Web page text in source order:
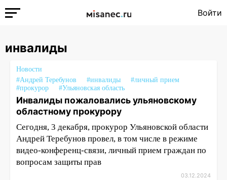
Войти
инвалиды
Новости
#Андрей Теребунов
#инвалиды
#личный прием
#прокурор
#Ульяновская область
Инвалиды пожаловались ульяновскому
областному прокурору
Сегодня, 3 декабря, прокурор Ульяновской области
Андрей Теребунов провел, в том числе в режиме
видео-конференц-связи, личный прием граждан по
вопросам защиты прав
03.12.2024